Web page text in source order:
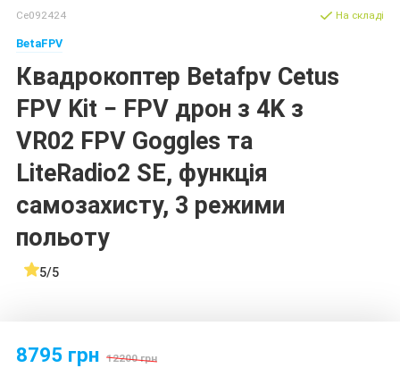
Ce092424
BetaFPV
Квадрокоптер Betafpv Cetus
FPV Kit − FPV дрон з 4K з
VR02 FPV Goggles та
LiteRadio2 SE, функція
самозахисту, 3 режими
польоту
5/5
На складі
8795 грн 12200 грн